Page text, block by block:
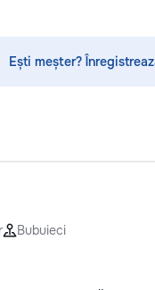
Ești meșter?
Bubuieci